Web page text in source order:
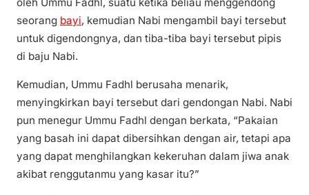
seorang bayi, kemudian Nabi mengambil bayi tersebut
untuk digendongnya, dan tiba-tiba bayi tersebut pipis
di baju Nabi.
Kemudian, Ummu Fadhl berusaha menarik,
menyingkirkan bayi tersebut dari gendongan Nabi. Nabi
pun menegur Ummu Fadhl dengan berkata, “Pakaian
yang basah ini dapat dibersihkan dengan air, tetapi apa
yang dapat menghilangkan kekeruhan dalam jiwa anak
akibat renggutanmu yang kasar itu?”